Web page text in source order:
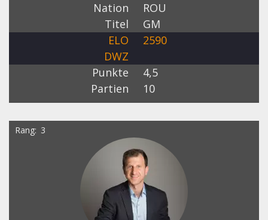
Nation
ROU
Titel
GM
ELO
2590
DWZ
Punkte
4,5
Partien
10
Rang 3